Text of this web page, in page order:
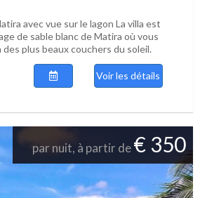
avec vue sur le lagon La villa est
de sable blanc de Matira où vous
plus beaux couchers du soleil.
Voir les détails
par nuit, à partir de€ 350